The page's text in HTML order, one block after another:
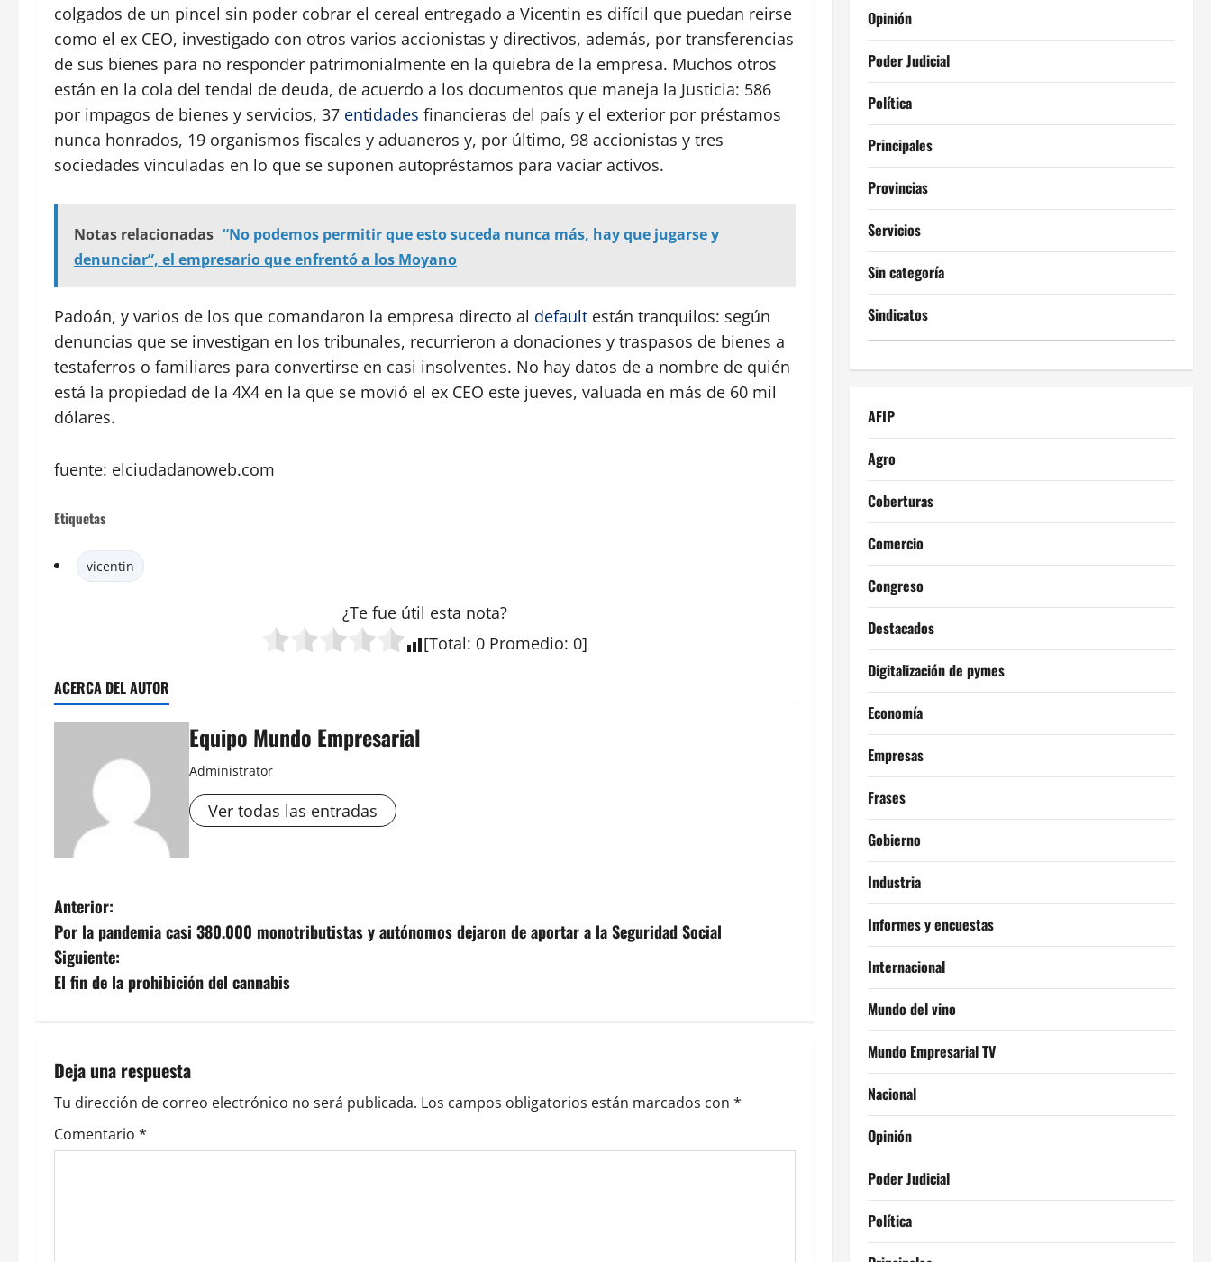
colgados de un pincel sin poder cobrar el cereal entregado a Vicentin es difícil que puedan reirse
como el ex CEO, investigado con otros varios accionistas y directivos, además, por transferencias
de sus bienes para no responder patrimonialmente en la quiebra de la empresa. Muchos otros
están en la cola del tendal de deuda, de acuerdo a los documentos que maneja la Justicia: 586
por impagos de bienes y servicios, 37 entidades financieras del país y el exterior por préstamos
nunca honrados, 19 organismos fiscales y aduaneros y, por último, 98 accionistas y tres
sociedades vinculadas en lo que se suponen autopréstamos para vaciar activos.
Notas relacionadas “No podemos permitir que esto suceda nunca más, hay que jugarse y
denunciar”, el empresario que enfrentó a los Moyano
Padoán, y varios de los que comandaron la empresa directo al default están tranquilos: según
denuncias que se investigan en los tribunales, recurrieron a donaciones y traspasos de bienes a
testaferros o familiares para convertirse en casi insolventes. No hay datos de a nombre de quién
está la propiedad de la 4X4 en la que se movió el ex CEO este jueves, valuada en más de 60 mil
dólares.
fuente: elciudadanoweb.com
Etiquetas
vicentin
¿Te fue útil esta nota?
[Total: 0 Promedio: 0]
ACERCA DEL AUTOR
Equipo Mundo Empresarial
Administrator
Ver todas las entradas
N
a
v
g
a
c
Anterior:
Por la pandemia casi 380.000 monotributistas y autónomos dejaron de aportar a la Seguridad Social
Siguiente:
El fin de la prohibición del cannabis
Deja una respuesta
Tu dirección de correo electrónico no será publicada. Los campos obligatorios están marcados con *
Comentario *
Opinión
Poder Judicial
Política
Principales
Provincias
Servicios
Sin categoría
Sindicatos
AFIP
Agro
Coberturas
Comercio
Congreso
Destacados
Digitalización de pymes
Economía
Empresas
Frases
Gobierno
Industria
Informes y encuestas
Internacional
Mundo del vino
Mundo Empresarial TV
Nacional
Opinión
Poder Judicial
Política